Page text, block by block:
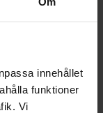
innehållet
funktioner
Vi